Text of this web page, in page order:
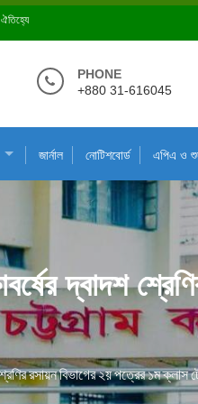
ঐতিহ্যে
PHONE
+880 31-616045
জার্নাল নোটিশবোর্ড এপিএ ও
দ্বাদশ
রসায়ন বিভাগের ২য় পত্রের ১ম ক্লাস